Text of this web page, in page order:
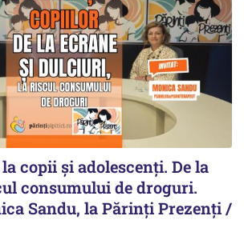
copii și adolescenți. De la
consumului de droguri.
Sandu, la Părinți Prezenți /